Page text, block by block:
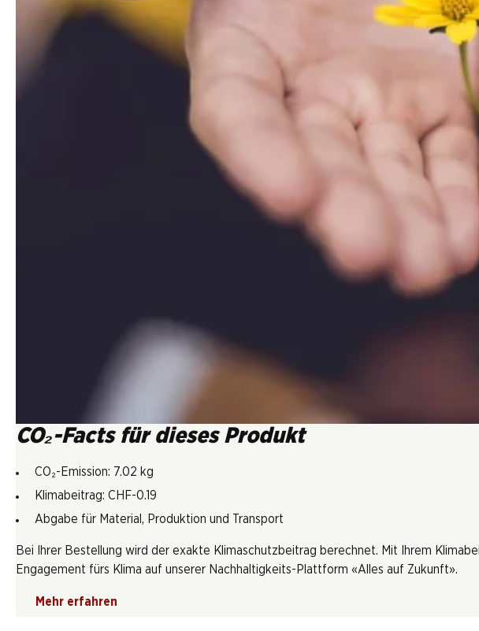
CO₂-Facts für dieses Produkt
CO₂-Emission: 7.02 kg
Klimabeitrag: CHF-0.19
Abgabe für Material, Produktion und Transport
Bei Ihrer Bestellung wird der exakte Klimaschutzbeitrag berechnet. Mit Ihrem
Engagement fürs Klima auf unserer Nachhaltigkeits-Plattform «Alles auf Zukunft».
Mehr erfahren